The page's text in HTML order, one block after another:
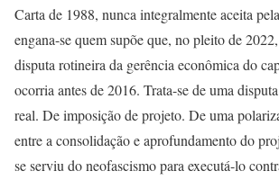
Carta de 1988, nunca integralmente aceita
engana-se quem supõe que, no pleito de
disputa rotineira da gerência econômica do
ocorria antes de 2016. Trata-se de uma
real. De imposição de projeto. De uma
entre a consolidação e aprofundamento do
se serviu do neofascismo para executá-lo